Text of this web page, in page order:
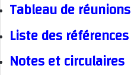
Tableau de réunions
Liste des
Notes et circulaires